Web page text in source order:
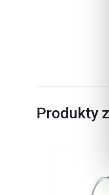
Produkty z